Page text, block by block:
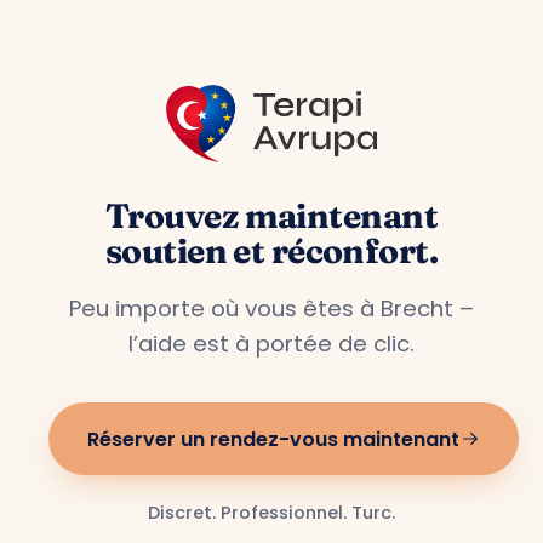
Trouvez maintenant
soutien et réconfort.
Peu importe où vous êtes à Brecht –
l’aide est à portée de clic.
Réserver un rendez-vous maintenant
Discret. Professionnel. Turc.